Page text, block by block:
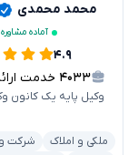
محمد محمدی
آماده
۴.۹
۴۰۳۳ خدمت ارائه
وکیل پایه یک کانون
ملکی و املاک
شرکت